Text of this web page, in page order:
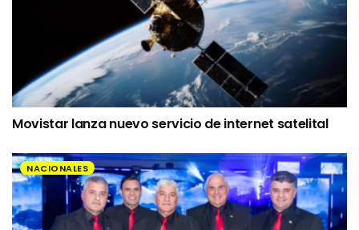
Movistar lanza nuevo servicio de internet satelital
NACIONALES